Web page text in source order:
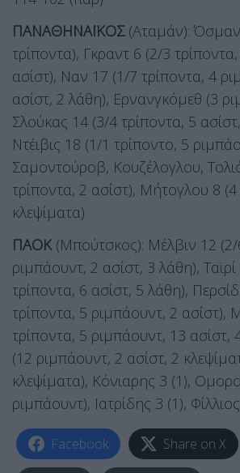
ΠΑΝΑΘΗΝΑΪΚΟΣ(Αταμάν):
τρίποντα), Γκραντ 6 (2/3
ασίστ), Ναν 17 (1/7 τρίποντα, 4
ασίστ, 2 λάθη), Ερνανγκόμεθ (3
Σλούκας 14 (3/4 τρίποντα, 5
Ντέιβις 18 (1/1 τρίποντο, 5
Σαμοντούροβ, Κουζέλογλου,
τρίποντα, 2 ασίστ), Μήτογλου 8
κλεψίματα)
ΠΑΟΚ(Μπούτσκος): Μέλβιν 12 (2/
ριμπάουντ, 2 ασίστ, 3 λάθη),
τρίποντα, 6 ασίστ, 5 λάθη),
τρίποντα, 5 ριμπάουντ, 2 ασίστ),
τρίποντα, 5 ριμπάουντ, 13
(12 ριμπάουντ, 2 ασίστ, 2
κλεψίματα), Κόνιαρης 3 (1),
ριμπάουντ), Ιατρίδης 3 (1),
Facebook Share on X